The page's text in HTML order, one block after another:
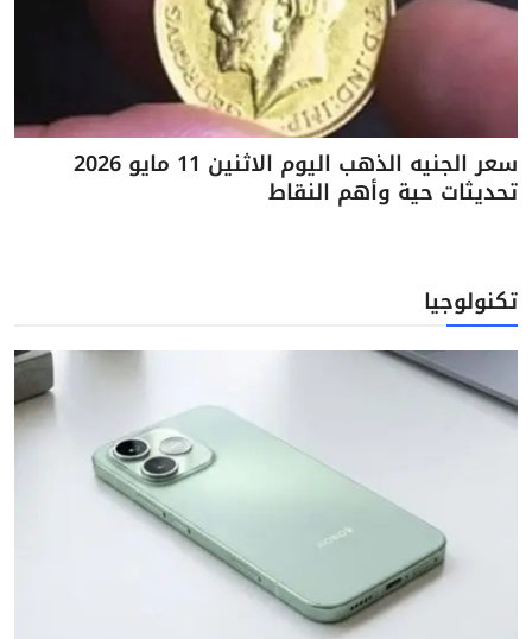
سعر الجنيه الذهب اليوم الاثنين 11 مايو 2026
تحديثات حية وأهم النقاط
تكنولوجيا